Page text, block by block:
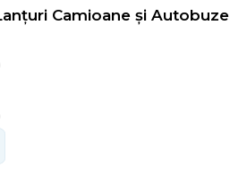
Camioane și Autobuze